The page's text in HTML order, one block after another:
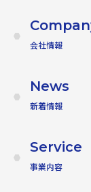
会社情報
News
新着情報
Service
事業内容